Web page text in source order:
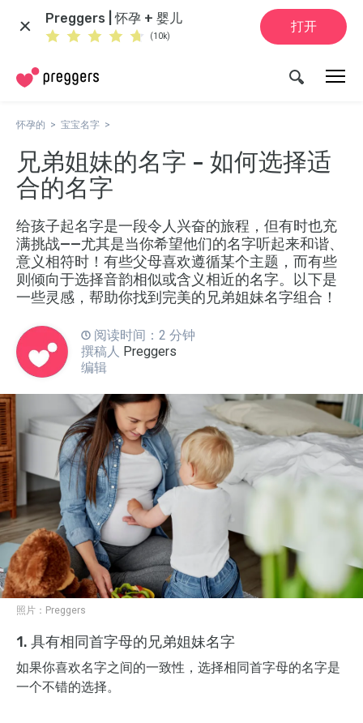
Preggers | 怀孕 + 婴儿
(10k)
打开
怀孕的 宝宝名字
兄弟姐妹的名字 - 如何选择适
合的名字
给孩子起名字是一段令人兴奋的旅程，但有时也充
满挑战——尤其是当你希望他们的名字听起来和谐、
意义相符时！有些父母喜欢遵循某个主题，而有些
则倾向于选择音韵相似或含义相近的名字。以下是
一些灵感，帮助你找到完美的兄弟姐妹名字组合！
阅读时间：2 分钟
撰稿人 Preggers
编辑
照片： Preggers
1. 具有相同首字母的兄弟姐妹名字
如果你喜欢名字之间的一致性，选择相同首字母的名字是
一个不错的选择。